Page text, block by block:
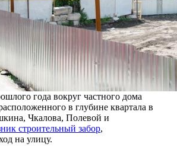
года вокруг частного дома
в глубине квартала в
Чкалова, Полевой и
строительный забор,
на улицу.